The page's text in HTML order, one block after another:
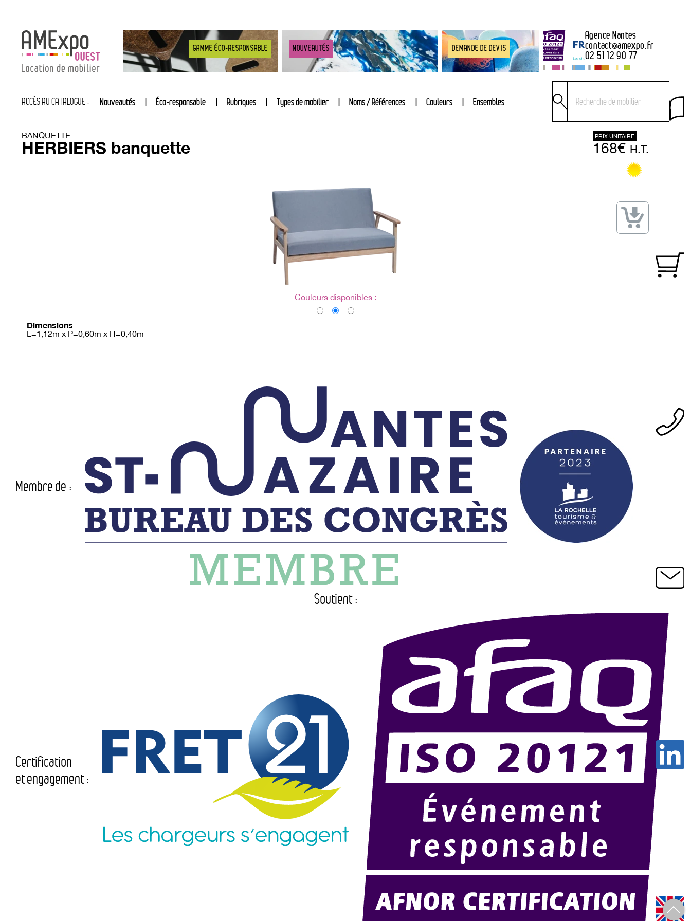
GAMME ÉCO-RESPONSABLE NOUVEAUTÉS DEMANDE DE DEVIS
Agence Nantes
contact@amexpo.fr
02 51 12 90 77
ACCÈS AU CATALOGUE : Nouveautés Éco-responsable Rubriques Types de mobilier Noms / Références Couleurs Ensembles
BANQUETTE
HERBIERS banquette
PRIX UNITAIRE
168€ H.T.
Couleurs disponibles :
Dimensions
L=1,12m x P=0,60m x H=0,40m
Membre de :
Soutient :
Certification
et engagement :